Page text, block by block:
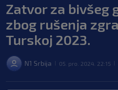
Zatvor za bivšeg
zbog rušenja
Turskoj 2023.
N1 Srbija 05. pro. 2024. 22:15